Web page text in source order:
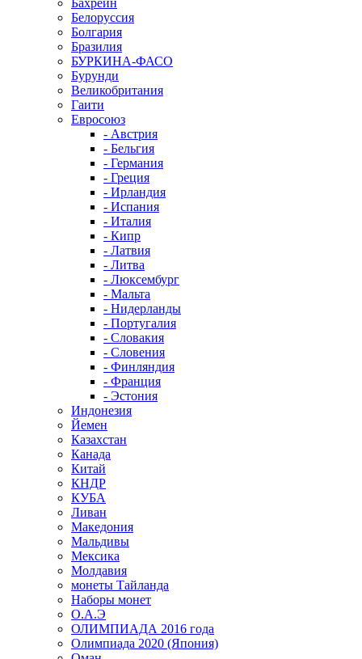
Бахрейн
Белоруссия
Болгария
Бразилия
БУРКИНА-ФАСО
Бурунди
Великобритания
Гаити
Евросоюз
- Австрия
- Бельгия
- Германия
- Греция
- Ирландия
- Испания
- Италия
- Кипр
- Латвия
- Литва
- Люксембург
- Мальта
- Нидерланды
- Португалия
- Словакия
- Словения
- Финляндия
- Франция
- Эстония
Индонезия
Йемен
Казахстан
Канада
Китай
КНДР
КУБА
Ливан
Македония
Мальдивы
Мексика
Молдавия
монеты Тайланда
Наборы монет
О.А.Э
ОЛИМПИАДА 2016 года
Олимпиада 2020 (Япония)